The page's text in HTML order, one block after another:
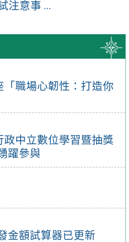
職場心韌性：打造你
中立數位學習暨抽獎
躍參與
金額試算器已更新
注意事 ...